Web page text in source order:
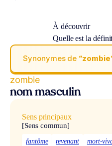
À découvrir
Quelle est la
Synonymes de
zombie
nom masculin
Sens principaux
[Sens commun]
fantôme revenant mort-